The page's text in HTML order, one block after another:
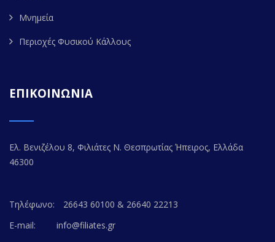
Μνημεία
Περιοχές Φυσικού Κάλλους
ΕΠΙΚΟΙΝΩΝΙΑ
Ελ. Βενιζέλου 8, Φιλιάτες Ν. Θεσπρωτίας Ήπειρος, Ελλάδα
46300
Τηλέφωνο:
26643 60100 & 26640 22213
E-mail:
info@filiates.gr